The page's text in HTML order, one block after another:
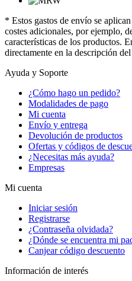
* Estos gastos de envío se
costes adicionales, por ejemplo,
características de los productos.
directamente en la descripción
Ayuda y Soporte
¿Cómo hago un pedido?
Modalidades de pago
Mi cuenta
Envío y entrega
Devolución de productos
Ofertas y códigos de
¿Necesitas más ayuda?
Empresas
Mi cuenta
Iniciar sesión
Registrarse
¿Contraseña olvidada?
¿Dónde se encuentra mi
Canjear código descuento
Información de interés